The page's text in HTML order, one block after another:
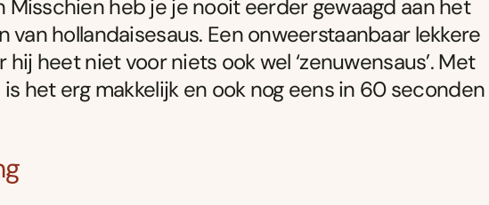
Misschien heb je je nooit eerder gewaagd aan het
van hollandaisesaus. Een onweerstaanbaar lekkere
hij heet niet voor niets ook wel ‘zenuwensaus’. Met
het erg makkelijk en ook nog eens in 60 seconden